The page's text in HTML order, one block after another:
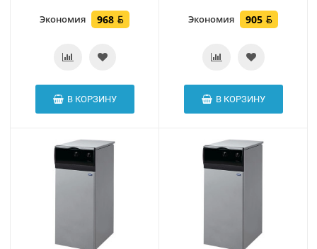
Экономия 968
В КОРЗИНУ
Экономия 905
В КОРЗИНУ